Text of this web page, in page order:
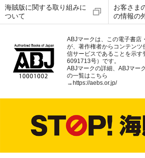
海賊版に関する取り組みに
ついて
お客さま
の情報の
ABJマークは、この電子書店
が、著作権者からコンテン
信サービスであることを示す
6091713号）です。
ABJマークの詳細、ABJマー
の一覧はこちら
→https://aebs.or.jp/